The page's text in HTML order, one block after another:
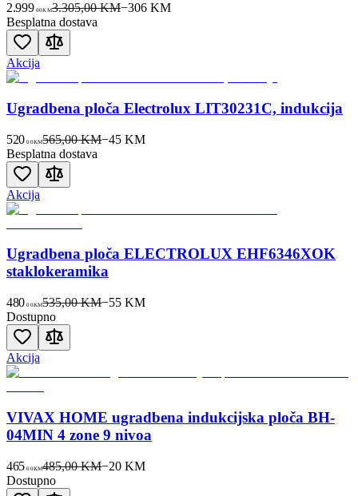
2.999 00KM3.305,00 KM−306KM
Besplatna dostava
Akcija
Ugradbena ploča Electrolux LIT30231C, indukcija
520 00KM565,00 KM−45 KM
Besplatna dostava
Akcija
Ugradbena ploča ELECTROLUX EHF6346XOK
staklokeramika
480 00KM535,00 KM−55 KM
Dostupno
Akcija
VIVAX HOME ugradbena indukcijska ploča BH-
04MIN 4 zone 9 nivoa
465 00KM485,00 KM−20 KM
Dostupno